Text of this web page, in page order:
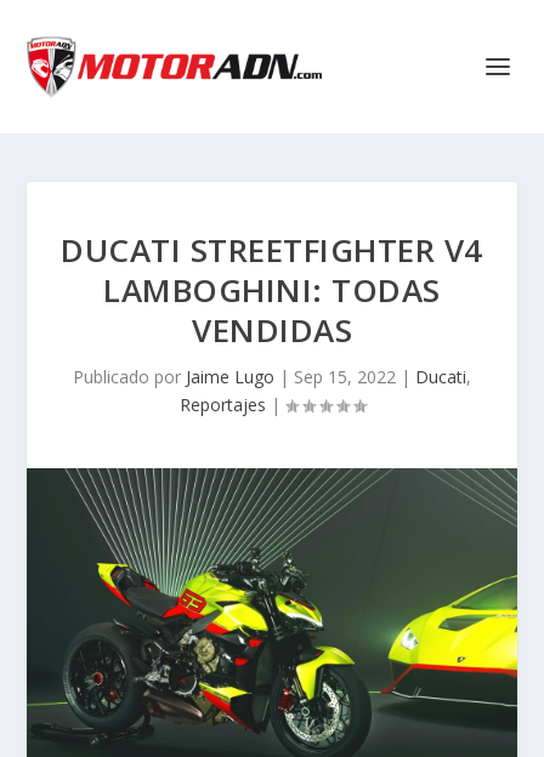
DUCATI STREETFIGHTER V4
LAMBOGHINI: TODAS
VENDIDAS
Publicado por Jaime Lugo | Sep 15, 2022 | Ducati,
Reportajes |